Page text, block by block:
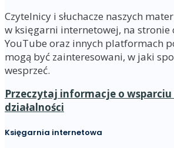
Czytelnicy i słuchacze naszych
w księgarni internetowej, na stronie
YouTube oraz innych platformach
mogą być zainteresowani, w jaki
wesprzeć.
Przeczytaj informacje o wsparciu
działalności
Księgarnia internetowa